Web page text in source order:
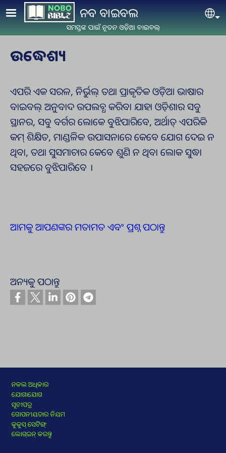
Skip to main contentନବ ବାଇବଲ
ସମସ୍ତଙ୍କ ପାଇଁ ନୂତନ ଓଡ଼ିଆ ବାଇବଲ୍
ଉଦ୍ଧେଶ୍ୟ
ଏପରି ଏକ ସରଳ, ନିର୍ଭୁଲ୍ ତଥା ପ୍ରାକୃତିକ ଓଡ଼ିଆ ଭାଷାର
ବାଇବଲ୍ ଅନୁବାଦ ଉପଲବ୍ଧ କରିବା ଯାହା ଓଡ଼ିଶାର ସବୁ
ସ୍ଥାନର, ସବୁ ବର୍ଗର ଲୋକେ ବୁଝିପାରିବେ, ଅର୍ଥାତ୍ ଏପରିକି
କମ୍ ଶିକ୍ଷିତ, ମାଣ୍ଡଳିକ ଉପାସନାରେ କେବେ ଯୋଗ ଦେଇ ନ
ଥିବା, ତଥା ସୁସମାଚାର କେବେ ଶୁଣି ନ ଥିବା ଲୋକ ସୁଦ୍ଧା
ସହଜରେ ବୁଝିପାରିବେ ।
ଆମକୁ ଆପଣଙ୍କର ମତାମତ ଏବଂ ପ୍ରଶ୍ନ ପଠାନ୍ତୁ
ଅନ୍ୟକୁ ପଠାନ୍ତୁ
ନକଲ ଅଧିକାର
ଯୋଗାଯୋଗ
ସୂଚୀପତ୍ର
ଗୋପନୀୟତାର ନିୟମ
କୁକୁସ୍‌ ସେଟିଙ୍ଗ୍‌
ଲୋଗ୍‍ଇନ୍‍ କରନ୍ତୁ